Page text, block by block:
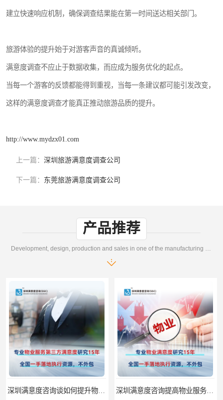
建立快速响应机制，确保调查结果能在第一时间送达相关部门。
旅游体验的提升始于对游客声音的真诚倾听。
满意度调查不应止于数据收集，而应成为服务优化的起点。
当每一个游客的反馈都能得到重视，当每一条建议都可能引发改变，
这样的满意度调查才能真正推动旅游品质的提升。
http://www.mydzx01.com
上一篇： 深圳旅游满意度调查公司
下一篇： 东莞旅游满意度调查公司
产品推荐
Development, design, production and sales in one of the manufacturing enterprises
深圳满意度咨询谈如何提升物业满意度 深圳满意度咨询提高物业服务满意度调查方案